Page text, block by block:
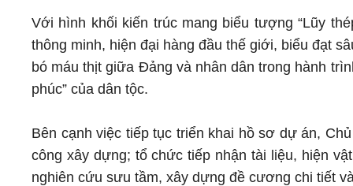
Với hình khối kiến trúc mang biểu tượng “Lũy
thông minh, hiện đại hàng đầu thế giới, biểu đạt
bó máu thịt giữa Đảng và nhân dân trong hành
phúc” của dân tộc.
Bên cạnh việc tiếp tục triển khai hồ sơ dự án,
công xây dựng; tổ chức tiếp nhận tài liệu, hiện
nghiên cứu sưu tầm, xây dựng đề cương chi tiết